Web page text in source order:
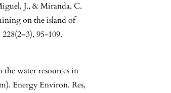
J., & Miranda, C.
on the island of
95-109.
water resources in
Energy Environ. Res,